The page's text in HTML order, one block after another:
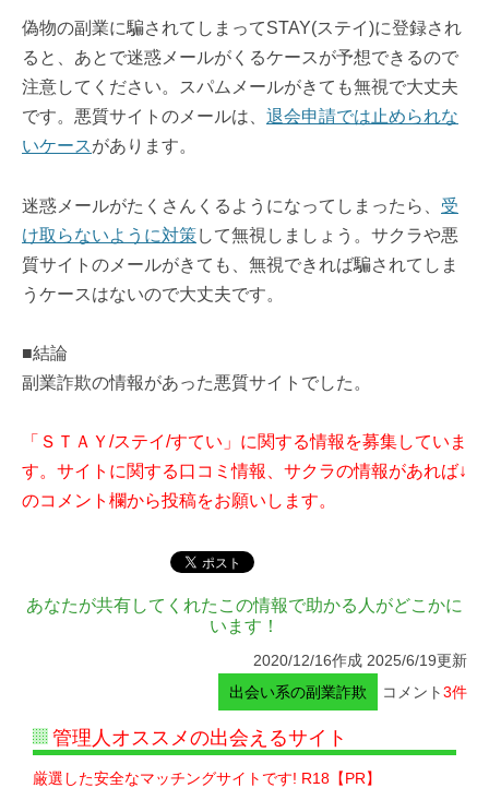
偽物の副業に騙されてしまってSTAY(ステイ)に登録され
ると、あとで迷惑メールがくるケースが予想できるので
注意してください。スパムメールがきても無視で大丈夫
です。悪質サイトのメールは、 退会申請では止められな
いケースがあります。
迷惑メールがたくさんくるようになってしまったら、 受
け取らないように対策して無視しましょう。サクラや悪
質サイトのメールがきても、無視できれば騙されてしま
うケースはないので大丈夫です。
■結論
副業詐欺の情報があった悪質サイトでした。
「ＳＴＡＹ/ステイ/すてい」に関する情報を募集していま
す。サイトに関する口コミ情報、サクラの情報があれば↓
のコメント欄から投稿をお願いします。
あなたが共有してくれたこの情報で助かる人がどこかに
います！
2020/12/16作成 2025/6/19更新
出会い系の副業詐欺
コメント3件
管理人オススメの出会えるサイト
厳選した安全なマッチングサイトです! R18【PR】